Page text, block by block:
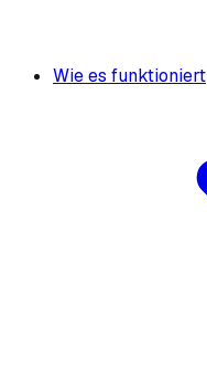
Wie es funktioniert